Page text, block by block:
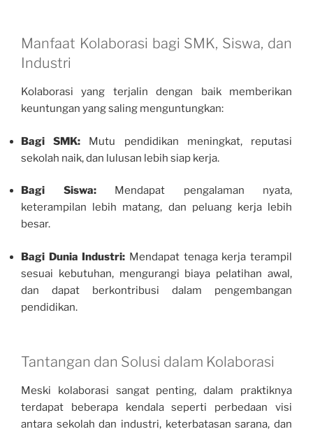
Manfaat Kolaborasi bagi SMK, Siswa, dan
Industri
Kolaborasi yang terjalin dengan baik memberikan
keuntungan yang saling menguntungkan:
Bagi SMK: Mutu pendidikan meningkat, reputasi
sekolah naik, dan lulusan lebih siap kerja.
Bagi Siswa:Mendapat pengalaman nyata,
keterampilan lebih matang, dan peluang kerja lebih
besar.
Bagi Dunia Industri: Mendapat tenaga kerja terampil
sesuai kebutuhan, mengurangi biaya pelatihan awal,
dan dapat berkontribusi dalam pengembangan
pendidikan.
Tantangan dan Solusi dalam Kolaborasi
Meski kolaborasi sangat penting, dalam praktiknya
terdapat beberapa kendala seperti perbedaan visi
antara sekolah dan industri, keterbatasan sarana, dan